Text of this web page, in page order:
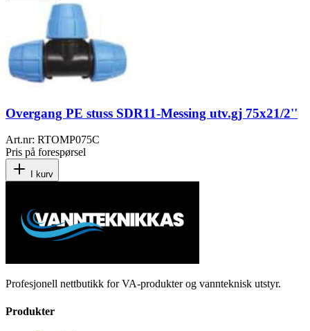
Overgang PE stuss SDR11-Messing utv.gj 75x21/2''
Art.nr: RTOMP075C
Pris på forespørsel
I kurv
Profesjonell nettbutikk for VA-produkter og vannteknisk utstyr.
Produkter